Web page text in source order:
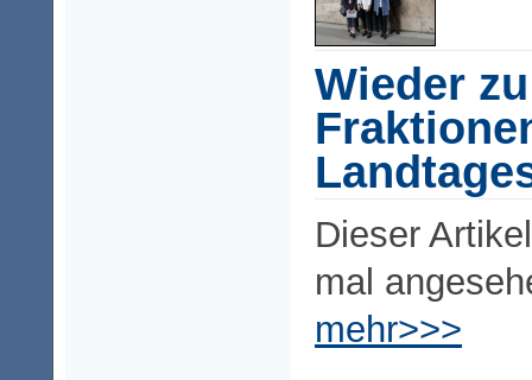
Wieder
Dieser
mal
mehr>>>